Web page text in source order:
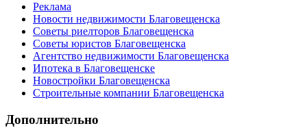
Реклама
Новости недвижимости Благовещенска
Советы риелторов Благовещенска
Советы юристов Благовещенска
Агентство недвижимости Благовещенска
Ипотека в Благовещенске
Новостройки Благовещенска
Строительные компании Благовещенска
Дополнительно